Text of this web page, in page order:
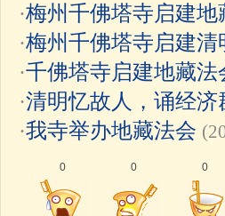
·梅州千佛塔寺启建地
·梅州千佛塔寺启建清
·千佛塔寺启建地藏法
·清明忆故人，诵经济
·我寺举办地藏法会
0 0 0